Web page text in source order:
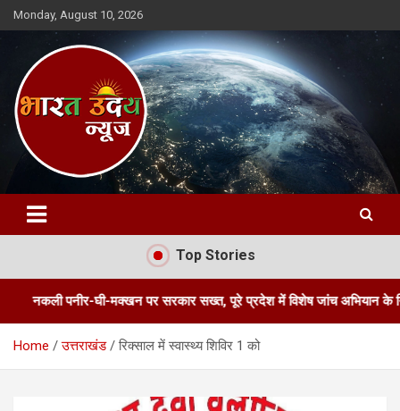
Skip
to
Monday, August 10, 2026
Bharat Uday News
Top Stories
घी-मक्खन पर सरकार सख्त, पूरे प्रदेश में विशेष जांच अभियान के निर्देश
Home उत्तराखंड रिक्साल में स्वास्थ्य शिविर 1 को